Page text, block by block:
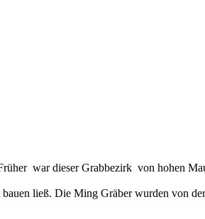
war dieser Grabbezirk von hohen
ließ. Die Ming Gräber wurden von